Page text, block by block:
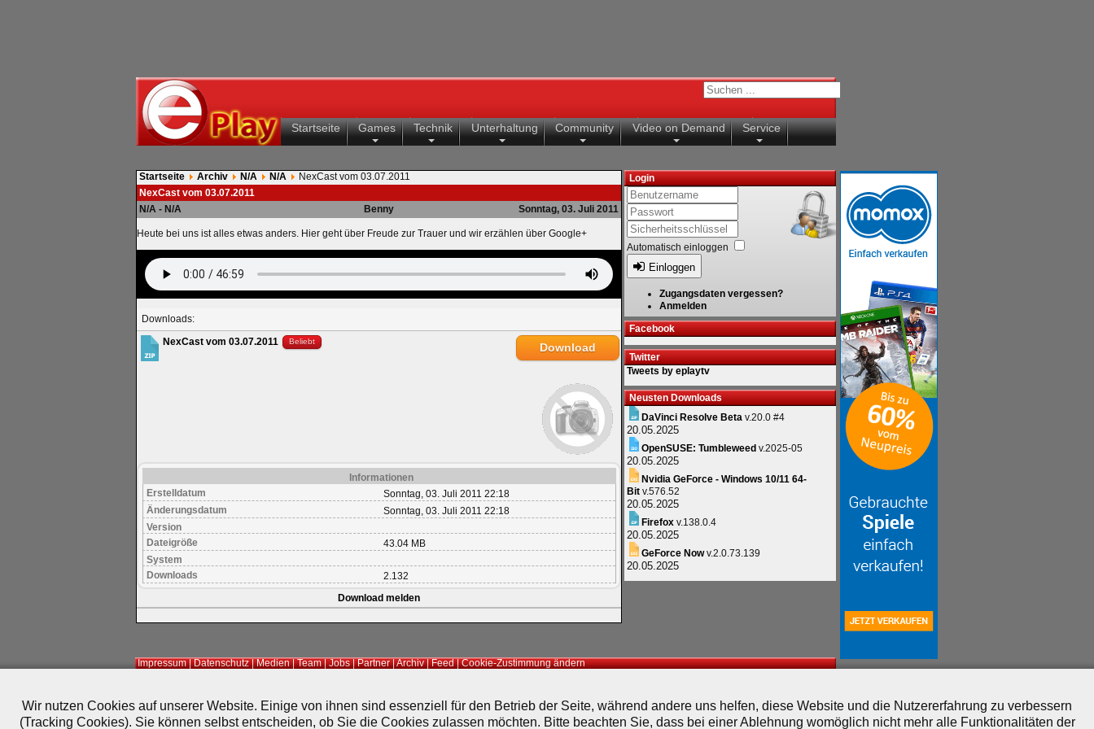
Startseite Games Technik Unterhaltung Community Video on Demand Service
Startseite Archiv N/A N/A
NexCast vom 03.07.2011
NexCast vom 03.07.2011
N/A - N/A
Benny Sonntag, 03. Juli 2011
Heute bei uns ist alles etwas anders. Hier geht über Freude zur Trauer und wir erzählen über Google+
Downloads:
NexCast vom 03.07.2011
Beliebt Download
Informationen
Erstelldatum
Sonntag, 03. Juli 2011 22:18
Änderungsdatum
Sonntag, 03. Juli 2011 22:18
Version
Dateigröße
43.04 MB
System
Downloads
2.132
Download melden
Login
Automatisch einloggen
Einloggen
Zugangsdaten vergessen?
Anmelden
Facebook
Twitter
Tweets by eplaytv
Neusten Downloads
DaVinci Resolve Beta v.20.0 #4
20.05.2025
OpenSUSE: Tumbleweed v.2025-05
20.05.2025
Nvidia GeForce - Windows 10/11 64-
Bit v.576.52
20.05.2025
Firefox v.138.0.4
20.05.2025
GeForce Nowv.2.0.73.139
20.05.2025
Impressum|Datenschutz|Medien|Team|Jobs|Partner|Archiv|Feed|Cookie-Zustimmung ändern
Wir nutzen Cookies auf unserer Website. Einige von ihnen sind essenziell für den Betrieb der Seite, während andere uns helfen, diese Website und die Nutzererfahrung zu verbessern
(Tracking Cookies). Sie können selbst entscheiden, ob Sie die Cookies zulassen möchten. Bitte beachten Sie, dass bei einer Ablehnung womöglich nicht mehr alle Funktionalitäten der